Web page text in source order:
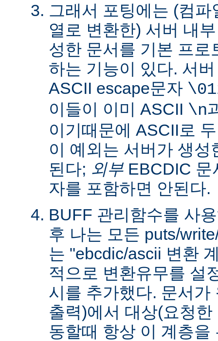
그래서 포팅에는 (컴
열로 변환한) 서버 내
성한 문서를 기본 프로
하는 기능이 있다. 서
ASCII escape문자
이들이 이미 ASCII \n
이기때문에 ASCII로
이 예외는 서버가 생
된다; 외부EBCDIC 문
자를 포함하면 안된다.
BUFF 관리함수를 사
후 나는 모든 puts/
는 "ebcdic/ascii 변환
적으로 변환유무를 설
시를 추가했다. 문서가
출력)에서 대상(요청
동할때 항상 이 계층